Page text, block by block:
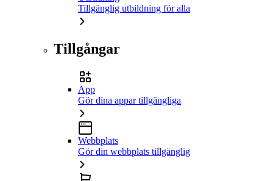
Tillgänglig utbildning för alla
Tillgångar
App
Gör dina appar tillgängliga
Webbplats
Gör din webbplats tillgänglig